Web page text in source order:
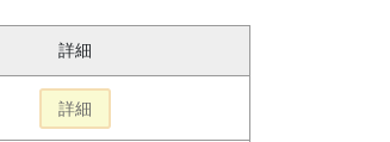
詳細
詳細